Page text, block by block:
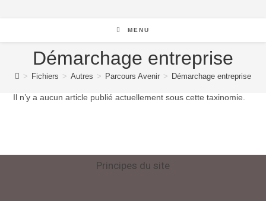
MENU
Démarchage entreprise
> Fichiers > Autres > Parcours Avenir > Démarchage entreprise
Il n’y a aucun article publié actuellement sous cette taxinomie.
Principes du site